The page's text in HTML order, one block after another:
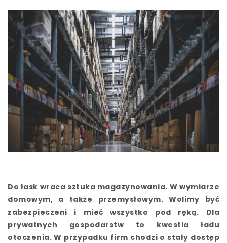
Do łask wraca sztuka magazynowania. W wymiarze
domowym, a także przemysłowym. Wolimy być
zabezpieczeni i mieć wszystko pod ręką. Dla
prywatnych gospodarstw to kwestia ładu
otoczenia. W przypadku firm chodzi o stały dostęp